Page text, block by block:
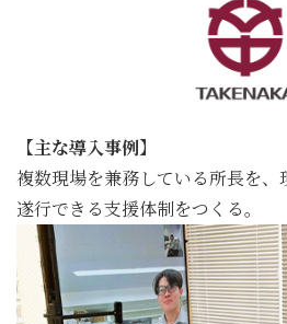
【主な導入事例】
複数現場を兼務している所長を
遂行できる支援体制をつくる。